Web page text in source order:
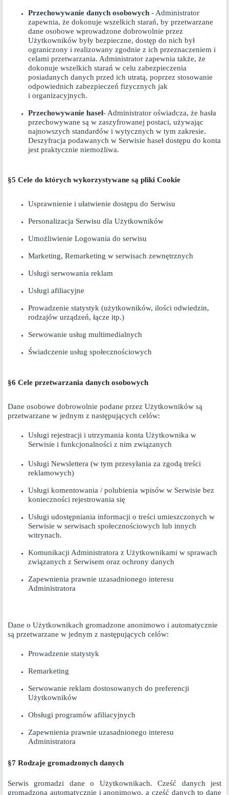
Przechowywanie danych osobowych - Administrator
zapewnia, że dokonuje wszelkich starań, by przetwarzane
dane osobowe wprowadzone dobrowolnie przez
Użytkowników były bezpieczne, dostęp do nich był
ograniczony i realizowany zgodnie z ich przeznaczeniem i
celami przetwarzania. Administrator zapewnia także, że
dokonuje wszelkich starań w celu zabezpieczenia
posiadanych danych przed ich utratą, poprzez stosowanie
odpowiednich zabezpieczeń fizycznych jak
i organizacyjnych.
Przechowywanie haseł- Administrator oświadcza, że hasła
przechowywane są w zaszyfrowanej postaci, używając
najnowszych standardów i wytycznych w tym zakresie.
Deszyfracja podawanych w Serwisie haseł dostępu do konta
jest praktycznie niemożliwa.
§5 Cele do których wykorzystywane są pliki Cookie
Usprawnienie i ułatwienie dostępu do Serwisu
Personalizacja Serwisu dla Użytkowników
Umożliwienie Logowania do serwisu
Marketing, Remarketing w serwisach zewnętrznych
Usługi serwowania reklam
Usługi afiliacyjne
Prowadzenie statystyk (użytkowników, ilości odwiedzin,
rodzajów urządzeń, łącze itp.)
Serwowanie usług multimedialnych
Świadczenie usług społecznościowych
§6 Cele przetwarzania danych osobowych
Dane osobowe dobrowolnie podane przez Użytkowników są
przetwarzane w jednym z następujących celów:
Usługi rejestracji i utrzymania konta Użytkownika w
Serwisie i funkcjonalności z nim związanych
Usługi Newslettera (w tym przesyłania za zgodą treści
reklamowych)
Usługi komentowania / polubienia wpisów w Serwisie bez
konieczności rejestrowania się
Usługi udostępniania informacji o treści umieszczonych w
Serwisie w serwisach społecznościowych lub innych
witrynach.
Komunikacji Administratora z Użytkownikami w sprawach
związanych z Serwisem oraz ochrony danych
Zapewnienia prawnie uzasadnionego interesu
Administratora
Dane o Użytkownikach gromadzone anonimowo i automatycznie
są przetwarzane w jednym z następujących celów:
Prowadzenie statystyk
Remarketing
Serwowanie reklam dostosowanych do preferencji
Użytkowników
Obsługi programów afiliacyjnych
Zapewnienia prawnie uzasadnionego interesu
Administratora
§7 Rodzaje gromadzonych danych
Serwis gromadzi dane o Użytkownikach. Cześć danych jest
gromadzona automatycznie i anonimowo, a część danych to dane